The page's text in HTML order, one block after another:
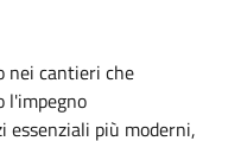
nei cantieri che
l'impegno
essenziali più moderni,